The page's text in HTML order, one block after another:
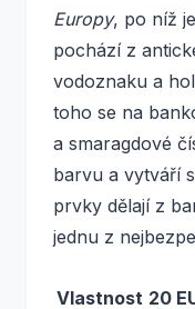
Europy, po níž
pochází z
vodoznaku a
toho se na
a smaragdové
barvu a vytváří
prvky dělají z
jednu z
Vlastnost 20